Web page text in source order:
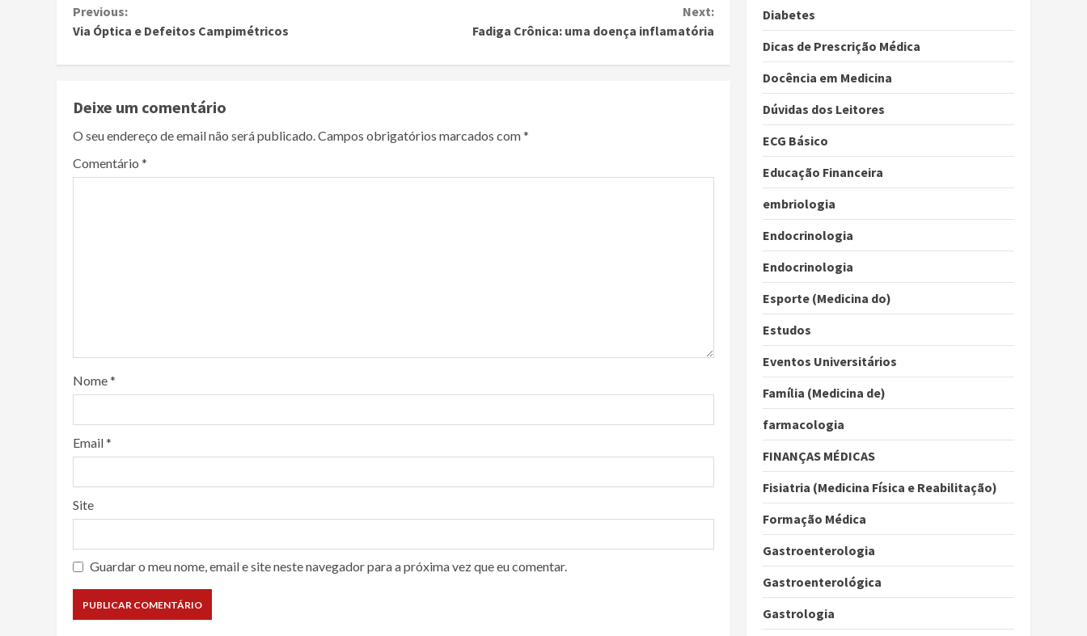
Continue
Reading
Previous:
Via Óptica e Defeitos Campimétricos
Next:
Fadiga Crônica: uma doença inflamatória
Deixe um comentário
O seu endereço de email não será publicado.Campos obrigatórios marcados com*
Comentário *
Nome*
Email*
Site
Guardar o meu nome, email e site neste navegador para a próxima vez que eu comentar.
Diabetes
Dicas de Prescrição Médica
Docência em Medicina
Dúvidas dos Leitores
ECG Básico
Educação Financeira
embriologia
Endocrinologia
Endocrinologia
Esporte (Medicina do)
Estudos
Eventos Universitários
Família (Medicina de)
farmacologia
FINANÇAS MÉDICAS
Fisiatria (Medicina Física e Reabilitação)
Formação Médica
Gastroenterologia
Gastroenterológica
Gastrologia